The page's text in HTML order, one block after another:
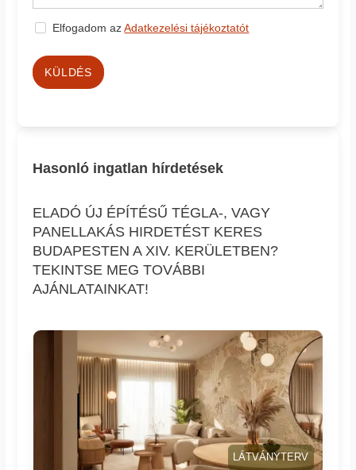
Elfogadom azAdatkezelési tájékoztatót
KÜLDÉS
Hasonló ingatlan hírdetések
ELADÓ ÚJ ÉPÍTÉSŰ TÉGLA-, VAGY
PANELLAKÁS HIRDETÉST KERES
BUDAPESTEN A XIV. KERÜLETBEN?
TEKINTSE MEG TOVÁBBI
AJÁNLATAINKAT!
LÁTVÁNYTERV